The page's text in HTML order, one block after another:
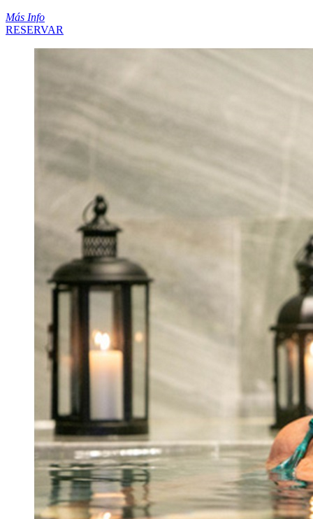
Más Info
RESERVAR